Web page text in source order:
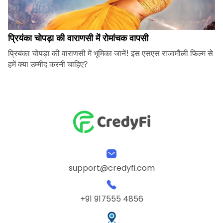
प्रियंका चोपड़ा की वाराणसी में रोमांचक वापसी
प्रियंका चोपड़ा की वाराणसी में भूमिका जानें! इस एसएस राजामौली फिल्म से
हमें क्या उम्मीद करनी चाहिए?
support@credyfi.com
+91 917555 4856